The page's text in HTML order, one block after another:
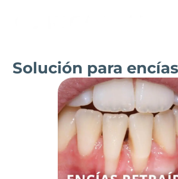
Solución para